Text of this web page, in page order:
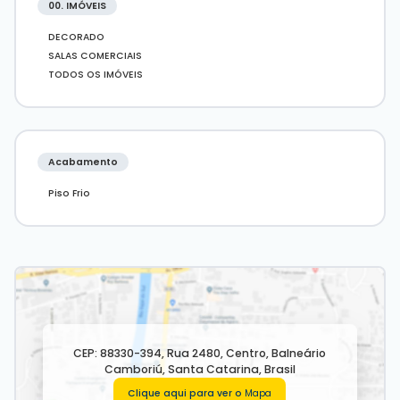
00. IMÓVEIS
DECORADO
SALAS COMERCIAIS
TODOS OS IMÓVEIS
Acabamento
Piso Frio
CEP: 88330-394,Rua 2480,Centro,Balneário
Camboriú,Santa Catarina,Brasil
Clique aqui para ver o Mapa